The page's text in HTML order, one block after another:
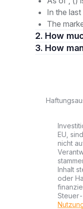
In the
The
2. How
EU,
nicht
Inhalt
oder